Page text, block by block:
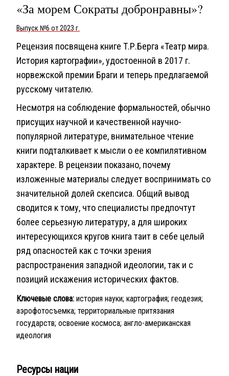
«За морем Сократы добронравны»?
Выпуск №6 от 2023 г.
Рецензия посвящена книге Т.Р.Берга «Театр мира.
История картографии», удостоенной в 2017 г.
норвежской премии Браги и теперь предлагаемой
русскому читателю.
Несмотря на соблюдение формальностей, обычно
присущих научной и качественной научно-
популярной литературе, внимательное чтение
книги подталкивает к мысли о ее компилятивном
характере. В рецензии показано, почему
изложенные материалы следует воспринимать со
значительной долей скепсиса. Общий вывод
сводится к тому, что специалисты предпочтут
более серьезную литературу, а для широких
интересующихся кругов книга таит в себе целый
ряд опасностей как с точки зрения
распространения западной идеологии, так и с
позиций искажения исторических фактов.
Ключевые слова: история науки; картография; геодезия;
аэрофотосъемка; территориальные притязания
государств; освоение космоса; англо-американская
идеология
Ресурсы нации